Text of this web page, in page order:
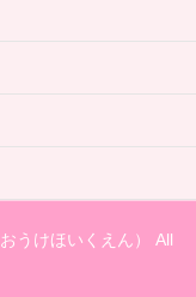
うけほいくえん）
All